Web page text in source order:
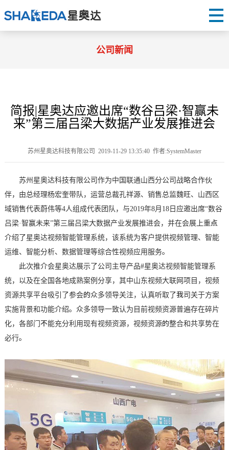
公司新闻
简报|星奥达应邀出席“数谷吕梁·智赢未
来”第三届吕梁大数据产业发展推进会
苏州星奥达科技有限公司 2019-11-29 13:35:40 作者:SystemMaster
苏州星奥达科技有限公司作为中国联通山西分公司战略合作伙
伴，由总经理杨宏奎带队，运营总裁孔祥源、销售总监魏旺、山西区
域销售代表蔚伟等4人组成代表团队，与2019年8月18日应邀出席“数谷
吕梁·智赢未来”第三届吕梁大数据产业发展推进会，并在会展上重点
介绍了星奥达视频智能管理系统，该系统为客户提供视频管理、智能
运维、智能分析、数据管理等综合性视频应用服务。
此次推介会星奥达展示了公司主导产品#星奥达视频智能管理系
统，以及在全国各地成熟案例分享，其中山东视频大联网项目，视频
资源共享平台吸引了参会的众多领导关注，认真听取了我司关于方案
实施背景和功能介绍。众多领导一致认为目前视频资源普遍存在碎片
化，各部门不能充分利用现有视频资源，视频资源的整合和共享势在
必行。